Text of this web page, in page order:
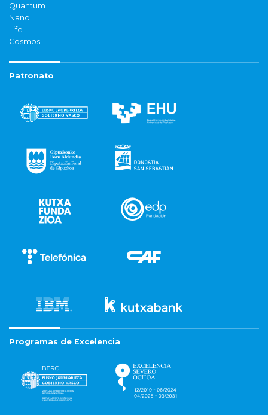
Quantum
Nano
Life
Cosmos
Patronato
Programas de Excelencia